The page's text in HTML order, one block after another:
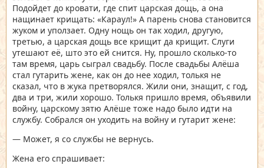
Подойдет до кровати, где спит царская дощь, а она
нащинает крищать: «Караул!» А парень снова становится
жуком и уползает. Одну нощь он так ходил, другую,
третью, а царская дощь все крищит да крищит. Слуги
утешают её, што это ей снится. Ну, прошло сколько-то
там время, царь сыграл свадьбу. После свадьбы Алёша
стал гутарить жене, как он до нее ходил, толькя не
сказал, что в жука претворялся. Жили они, знащит, с год,
два и три, жили хорошо. Толькя пришло время, объявили
войну, царскому зятю Алёше тоже надо было идти на
службу. Собрался он уходить на войну и гутарит жене:
— Может, я со службы не вернусь.
Жена его спрашивает: